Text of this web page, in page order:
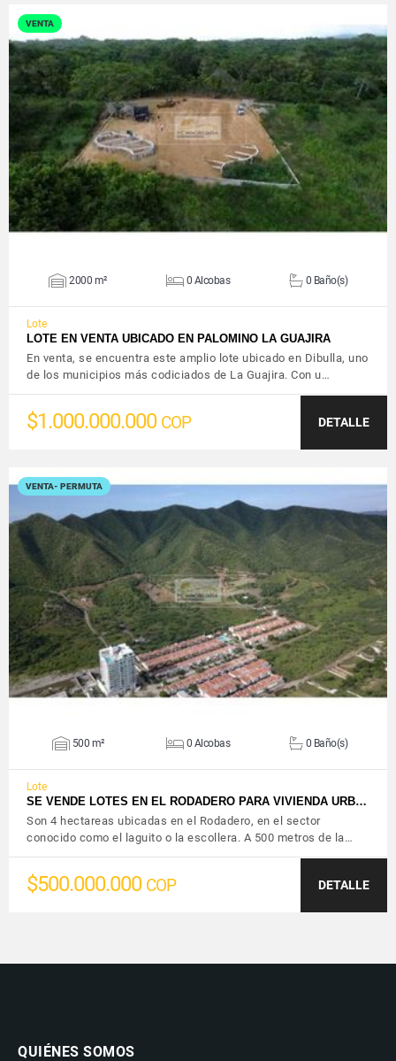
VENTA
VER DETALLES
2000 m² 0 Alcobas 0 Baño(s)
Lote
LOTE EN VENTA UBICADO EN PALOMINO LA GUAJIRA
En venta, se encuentra este amplio lote ubicado en Dibulla, uno
de los municipios más codiciados de La Guajira. Con u…
$1.000.000.000 COP DETALLE
VENTA- PERMUTA
VER DETALLES
500 m² 0 Alcobas 0 Baño(s)
Lote
SE VENDE LOTES EN EL RODADERO PARA VIVIENDA URB…
Son 4 hectareas ubicadas en el Rodadero, en el sector
conocido como el laguito o la escollera. A 500 metros de la…
$500.000.000 COP DETALLE
QUIÉNES SOMOS